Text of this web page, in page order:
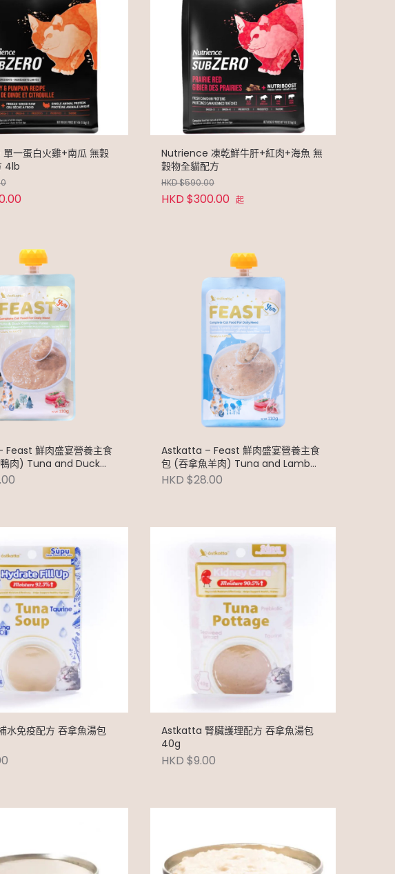
4lb
Nutrience 凍乾鮮牛肝+紅肉+海魚 無
穀物全貓配方
HKD $590.00
HKD $300.00 起
鮮肉盛宴營養主食
肉) Tuna and Duck
Astkatta – Feast 鮮肉盛宴營養主食
包 (吞拿魚羊肉) Tuna and Lamb
Puree 110g
HKD $28.00
免疫配方 吞拿魚湯包
Astkatta 腎臟護理配方 吞拿魚湯包
40g
HKD $9.00